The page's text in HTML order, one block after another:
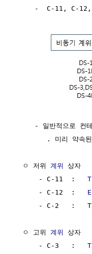
-  C-11, C-12,
- 일반적으로 컨
. 미리 약속
  ㅇ 저위
계위
상자
      - C-11  :
      - C-12  :
- C-2   :
  ㅇ 고위
계위
상자
      - C-3   :